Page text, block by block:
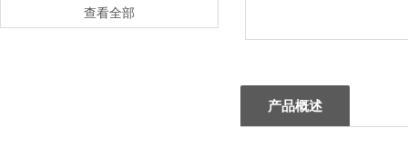
查看全部
产品概述